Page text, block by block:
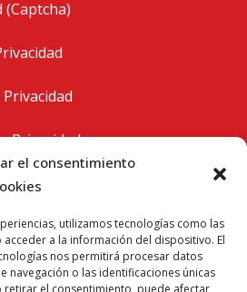
el consentimiento
utilizamos tecnologías como las
a la información del dispositivo. El
nos permitirá procesar datos
navegación o las identificaciones únicas
retirar el consentimiento, puede afectar
(Captcha)
Privacidad
Privacidad